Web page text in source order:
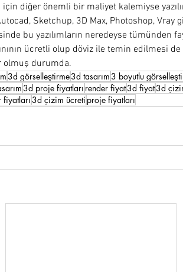
diğer önemli bir maliyet kalemiyse
Sketchup, 3D Max, Photoshop, Vray
bu yazılımların neredeyse tümünden
ücretli olup döviz ile temin edilmesi
olmuş durumda.
3d görselleştirme3d tasarım3 boyutlu
3d proje fiyatları render fiyat3d fiyat3d
3d çizim ücreti proje fiyatları